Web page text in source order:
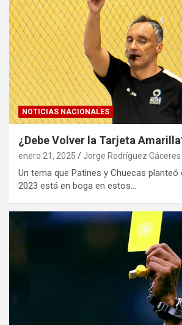
NOTICIAS NACIONALES
¿Debe Volver la Tarjeta
enero 21, 2025 Jorge Rodríguez Cáceres
Un tema que Patines y Chuecas planteó
2023 está en boga en estos…